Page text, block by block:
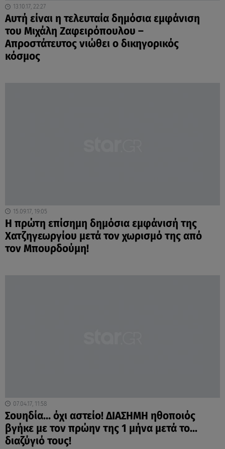
13.10.17, 22:27
Αυτή είναι η τελευταία δημόσια εμφάνιση
του Μιχάλη Ζαφειρόπουλου –
Απροστάτευτος νιώθει ο δικηγορικός
κόσμος
15.09.17, 19:05
Η πρώτη επίσημη δημόσια εμφάνισή της
Χατζηγεωργίου μετά τον χωρισμό της από
τον Μπουρδούμη!
07.04.17, 11:58
Σουηδία… όχι αστείο! ΔΙΑΣΗΜΗ ηθοποιός
βγήκε με τον πρώην της 1 μήνα μετά το...
διαζύγιό τους!